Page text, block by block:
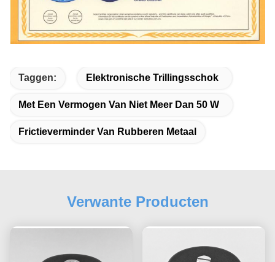
Taggen: Elektronische Trillingsschok
Met Een Vermogen Van Niet Meer Dan 50 W
Frictieverminder Van Rubberen Metaal
Verwante Producten